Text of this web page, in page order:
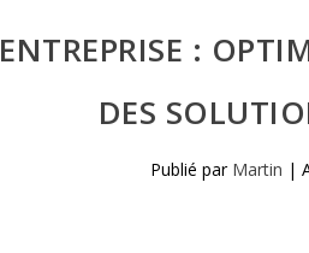
ENTREPRISE :
DES
Publié par Martin |